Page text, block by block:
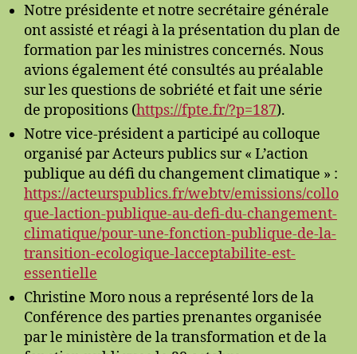
Notre présidente et notre secrétaire générale
ont assisté et réagi à la présentation du plan de
formation par les ministres concernés. Nous
avions également été consultés au préalable
sur les questions de sobriété et fait une série
de propositions (https://fpte.fr/?p=187).
Notre vice-président a participé au colloque
organisé par Acteurs publics sur « L’action
publique au défi du changement climatique » :
https://acteurspublics.fr/webtv/emissions/collo
que-laction-publique-au-defi-du-changement-
climatique/pour-une-fonction-publique-de-la-
transition-ecologique-lacceptabilite-est-
essentielle
Christine Moro nous a représenté lors de la
Conférence des parties prenantes organisée
par le ministère de la transformation et de la